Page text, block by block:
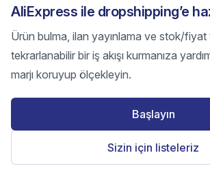
AliExpress ile dropshipping’e
Ürün bulma, ilan yayınlama ve stok/fiyat
tekrarlanabilir bir iş akışı kurmanıza
marjı koruyup ölçekleyin.
Başlayın
Sizin için listeleriz